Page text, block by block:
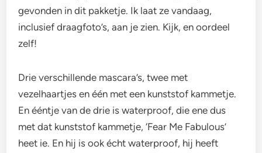
gevonden in dit pakketje. Ik laat ze vandaag,
inclusief draagfoto’s, aan je zien. Kijk, en oordeel
zelf!
Drie verschillende mascara’s, twee met
vezelhaartjes en één met een kunststof kammetje.
En ééntje van de drie is waterproof, die ene dus
met dat kunststof kammetje, ‘Fear Me Fabulous’
heet ie. En hij is ook écht waterproof, hij heeft